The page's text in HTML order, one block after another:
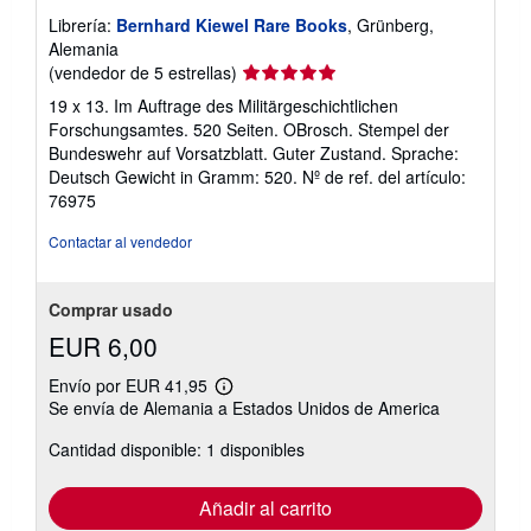
Librería: Bernhard Kiewel Rare Books, Grünberg,
Alemania
(vendedor de 5 estrellas) Calificación
del
vendedor:
5
de
5
19 x 13. Im Auftrage des Militärgeschichtlichen
Forschungsamtes. 520 Seiten. OBrosch. Stempel der
Bundeswehr auf Vorsatzblatt. Guter Zustand. Sprache:
Deutsch Gewicht in Gramm: 520. Nº de ref. del artículo:
76975
Contactar al vendedor
Comprar usado
EUR 6,00
Envío por EUR 41,95
Más
información
las
tarifas
envío
Se envía de Alemania a Estados Unidos de America
Cantidad disponible: 1 disponibles
Añadir al carrito